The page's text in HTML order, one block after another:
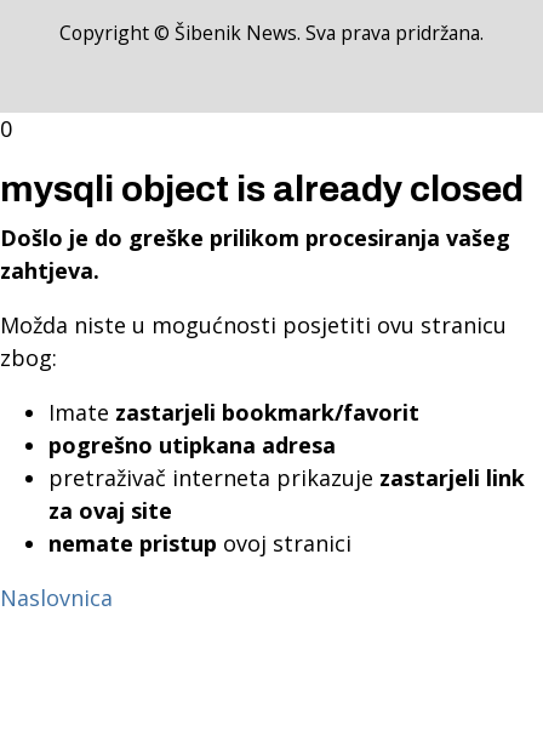
Copyright © Šibenik News. Sva prava pridržana.
0
mysqli object is already closed
Došlo je do greške prilikom procesiranja vašeg
zahtjeva.
Možda niste u mogućnosti posjetiti ovu stranicu
zbog:
Imate zastarjeli bookmark/favorit
pogrešno utipkana adresa
pretraživač interneta prikazuje zastarjeli link
za ovaj site
nemate pristup ovoj stranici
Naslovnica